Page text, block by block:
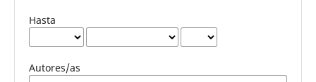
Hasta
Autores/as